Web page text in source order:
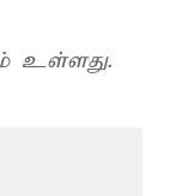
உள்ளது.